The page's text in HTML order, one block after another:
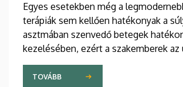
Egyes esetekben még a
terápiák sem kellően hatékonyak a
asztmában szenvedő betegek
kezelésében, ezért a szakemberek az
gyógyszerek kifejlesztésére irányuló
felgyorsítását sürgetik. A témában a
TOVÁBB